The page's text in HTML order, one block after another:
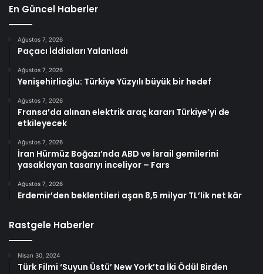
En Güncel Haberler
Ağustos 7, 2026
Paçacı İddiaları Yalanladı
Ağustos 7, 2026
Yenişehirlioğlu: Türkiye Yüzyılı büyük bir hedef
Ağustos 7, 2026
Fransa’da alınan elektrik araç kararı Türkiye’yi de
etkileyecek
Ağustos 7, 2026
İran Hürmüz Boğazı’nda ABD ve İsrail gemilerini
yasaklayan tasarıyı inceliyor – Fars
Ağustos 7, 2026
Erdemir’den beklentileri aşan 8,5 milyar TL’lik net kâr
Rastgele Haberler
Nisan 30, 2024
Türk Filmi ‘Suyun Üstü’ New York’ta İki Ödül Birden